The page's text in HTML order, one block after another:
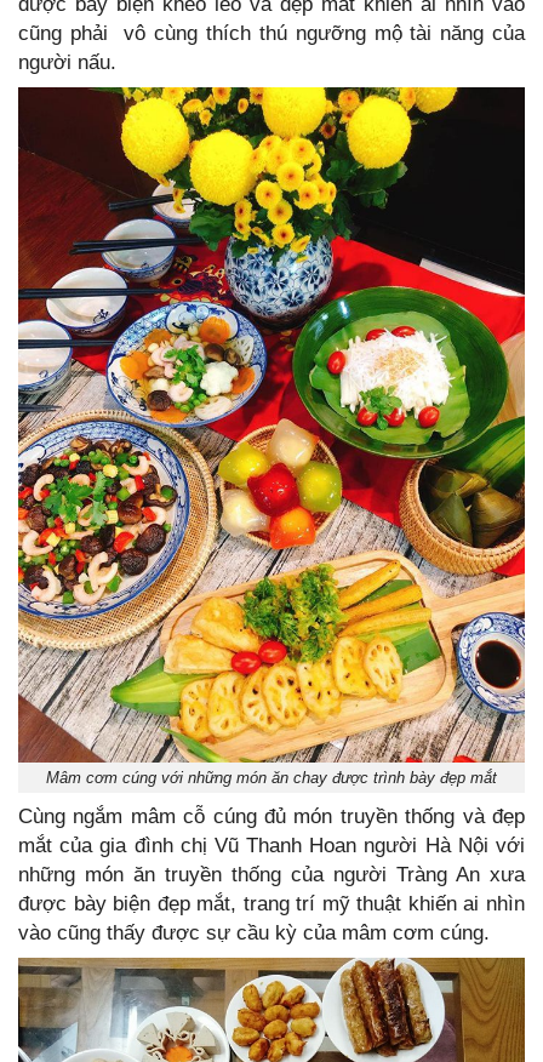
cũng phải vô cùng thích thú ngưỡng mộ tài năng của
người nấu.
Mâm cơm cúng với những món ăn chay được trình bày đẹp mắt
Cùng ngắm mâm cỗ cúng đủ món truyền thống và đẹp
mắt của gia đình chị Vũ Thanh Hoan người Hà Nội với
những món ăn truyền thống của người Tràng An xưa
được bày biện đẹp mắt, trang trí mỹ thuật khiến ai nhìn
vào cũng thấy được sự cầu kỳ của mâm cơm cúng.